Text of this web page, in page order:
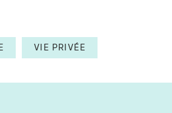
VIE PRIVÉE